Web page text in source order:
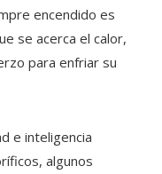
encendido es
se acerca el calor,
para enfriar su
e inteligencia
algunos